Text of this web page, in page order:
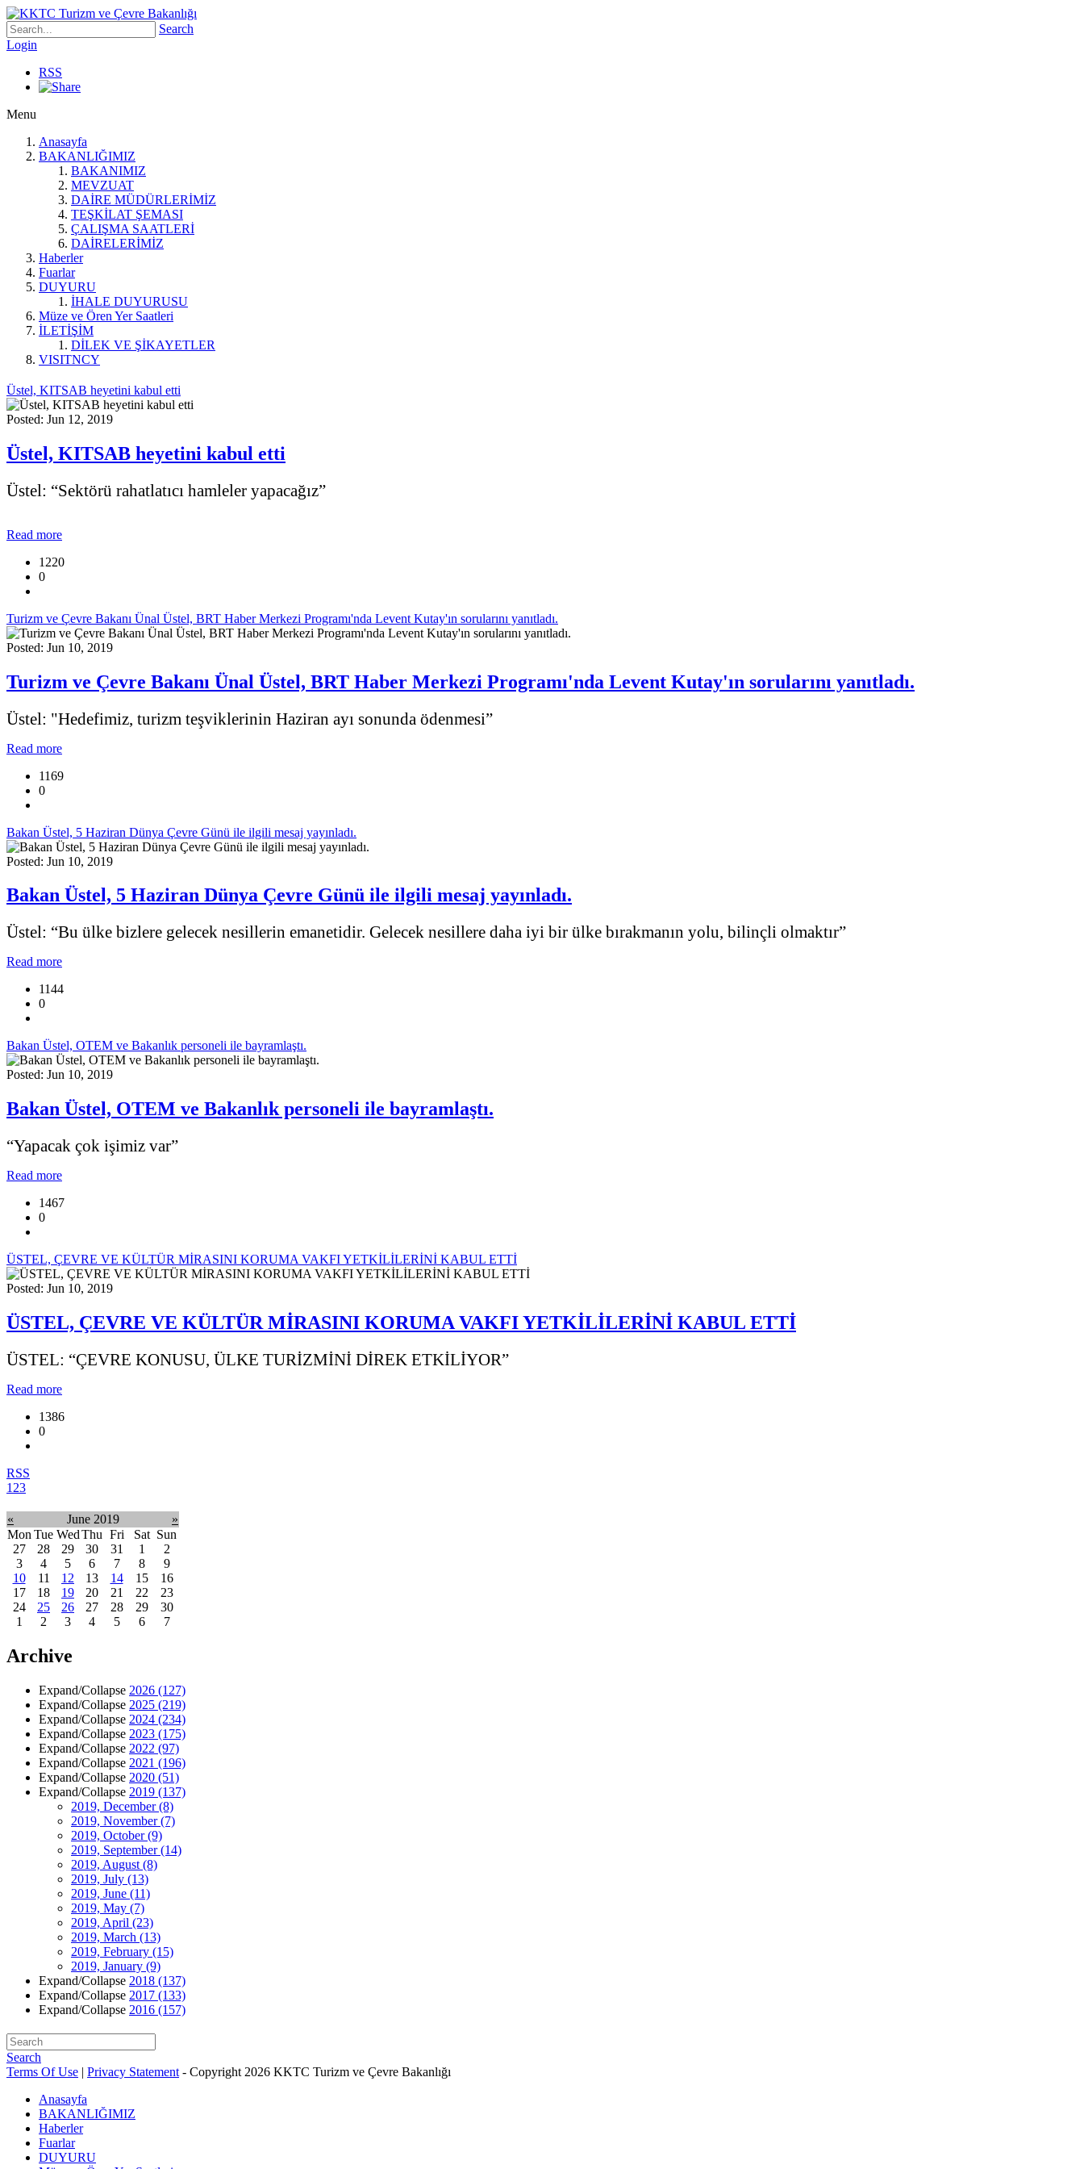
Search
Login
RSS
Menu
Anasayfa
BAKANLIĞIMIZ
BAKANIMIZ
MEVZUAT
DAİRE MÜDÜRLERİMİZ
TEŞKİLAT ŞEMASI
ÇALIŞMA SAATLERİ
DAİRELERİMİZ
Haberler
Fuarlar
DUYURU
İHALE DUYURUSU
Müze ve Ören Yer Saatleri
İLETİŞİM
DİLEK VE ŞİKAYETLER
VISITNCY
Üstel, KITSAB heyetini kabul etti
Posted: Jun 12, 2019
Üstel, KITSAB heyetini kabul etti
Üstel: “Sektörü rahatlatıcı hamleler yapacağız”
Read more
1220
0
Turizm ve Çevre Bakanı Ünal Üstel, BRT Haber Merkezi Programı'nda Levent Kutay'ın sorularını yanıtladı.
Posted: Jun 10, 2019
Turizm ve Çevre Bakanı Ünal Üstel, BRT Haber Merkezi Programı'nda Levent Kutay'ın sorularını yanıtladı.
Üstel: "Hedefimiz, turizm teşviklerinin Haziran ayı sonunda ödenmesi”
Read more
1169
0
Bakan Üstel, 5 Haziran Dünya Çevre Günü ile ilgili mesaj yayınladı.
Posted: Jun 10, 2019
Bakan Üstel, 5 Haziran Dünya Çevre Günü ile ilgili mesaj yayınladı.
Üstel: “Bu ülke bizlere gelecek nesillerin emanetidir. Gelecek nesillere daha iyi bir ülke bırakmanın yolu, bilinçli olmaktır”
Read more
1144
0
Bakan Üstel, OTEM ve Bakanlık personeli ile bayramlaştı.
Posted: Jun 10, 2019
Bakan Üstel, OTEM ve Bakanlık personeli ile bayramlaştı.
“Yapacak çok işimiz var”
Read more
1467
0
ÜSTEL, ÇEVRE VE KÜLTÜR MİRASINI KORUMA VAKFI YETKİLİLERİNİ KABUL ETTİ
Posted: Jun 10, 2019
ÜSTEL, ÇEVRE VE KÜLTÜR MİRASINI KORUMA VAKFI YETKİLİLERİNİ KABUL ETTİ
ÜSTEL: “ÇEVRE KONUSU, ÜLKE TURİZMİNİ DİREK ETKİLİYOR”
Read more
1386
0
RSS
1 23
« June 2019
»
Mon Tue WedThu Fri Sat Sun
27
28 29 30 31 1
2
3
4 5 6 7 8
9
10
11 12 13 14 15
16
17
18 19 20 21 22
23
24
25 26 27 28 29
30
1
2 3 4 5 6 7
Archive
Expand/Collapse 2026 (127)
Expand/Collapse 2025 (219)
Expand/Collapse 2024 (234)
Expand/Collapse 2023 (175)
Expand/Collapse 2022 (97)
Expand/Collapse 2021 (196)
Expand/Collapse 2020 (51)
Expand/Collapse 2019 (137)
2019, December(8)
2019, November(7)
2019, October(9)
2019, September(14)
2019, August (8)
2019, July (13)
2019, June (11)
2019, May (7)
2019, April (23)
2019, March (13)
2019, February (15)
2019, January (9)
Expand/Collapse 2018 (137)
Expand/Collapse 2017 (133)
Expand/Collapse 2016 (157)
Search
Terms Of Use | Privacy Statement - Copyright 2026 KKTC Turizm ve Çevre Bakanlığı
Anasayfa
BAKANLIĞIMIZ
Haberler
Fuarlar
DUYURU